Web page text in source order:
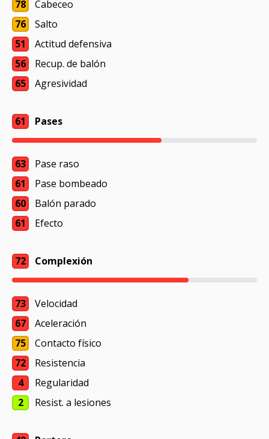
78
Cabeceo
76
Salto
51
Actitud defensiva
56
Recup. de balón
65
Agresividad
61 Pases
63
Pase raso
61
Pase bombeado
60
Balón parado
61
Efecto
72 Complexión
73
Velocidad
67
Aceleración
75
Contacto físico
72
Resistencia
4
Regularidad
2
Resist. a lesiones